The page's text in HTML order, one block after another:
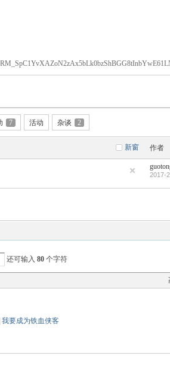
7 活动 杂谈 2
新窗 作者
2017-
还可输入 80 个字符
我要成为铁血侠客